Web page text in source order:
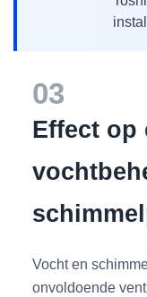
03
Effect op
Vocht en
onvoldoende